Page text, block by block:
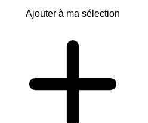
Ajouter à ma sélection